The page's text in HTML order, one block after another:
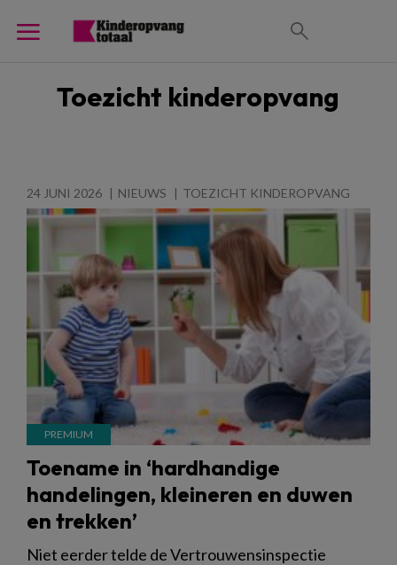
Toezicht kinderopvang
24 JUNI 2026 NIEUWS TOEZICHT KINDEROPVANG
Toename in ‘hardhandige
handelingen, kleineren en duwen
en trekken’
Niet eerder telde de Vertrouwensinspectie